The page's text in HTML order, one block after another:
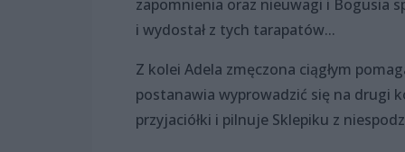
zapomnienia oraz nieuwagi i Bogusia
i wydostał z tych tarapatów...
Z kolei Adela zmęczona ciągłym
postanawia wyprowadzić się na drugi
przyjaciółki i pilnuje Sklepiku z